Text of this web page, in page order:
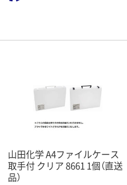
山田化学 A4ファイルケース
取手付 クリア 8661 1個（直送
品）